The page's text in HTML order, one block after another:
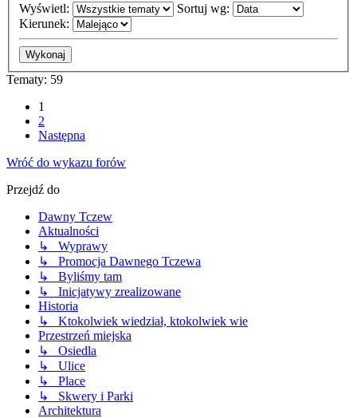
Wyświetl:
Sortuj wg:
Kierunek:
Tematy: 59
1
2
Następna
Wróć do wykazu forów
Przejdź do
Dawny Tczew
Aktualności
↳ Wyprawy
↳ Promocja Dawnego Tczewa
↳ Byliśmy tam
↳ Inicjatywy zrealizowane
Historia
↳ Ktokolwiek wiedział, ktokolwiek wie
Przestrzeń miejska
↳ Osiedla
↳ Ulice
↳ Place
↳ Skwery i Parki
Architektura